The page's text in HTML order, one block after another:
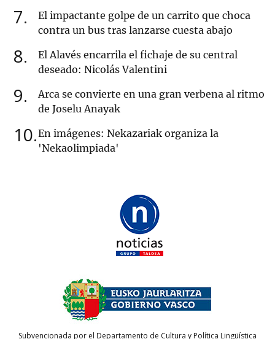
7
El impactante golpe de un carrito que choca
contra un bus tras lanzarse cuesta abajo
8
El Alavés encarrila el fichaje de su central
deseado: Nicolás Valentini
9
Arca se convierte en una gran verbena al ritmo
de Joselu Anayak
10 En imágenes: Nekazariak organiza la
'Nekaolimpiada'
Subvencionada por el Departamento de Cultura y Política Lingüística